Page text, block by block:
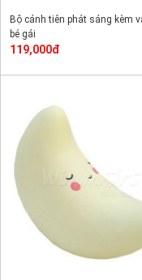
Bộ cánh tiên phát sáng kèm
bé gái
119,000đ